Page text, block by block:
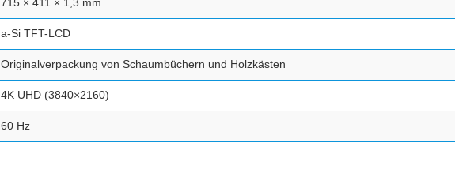
a-Si TFT-LCD
Originalverpackung von Schaumbüchern und Holzkästen
4K UHD (3840×2160)
60 Hz